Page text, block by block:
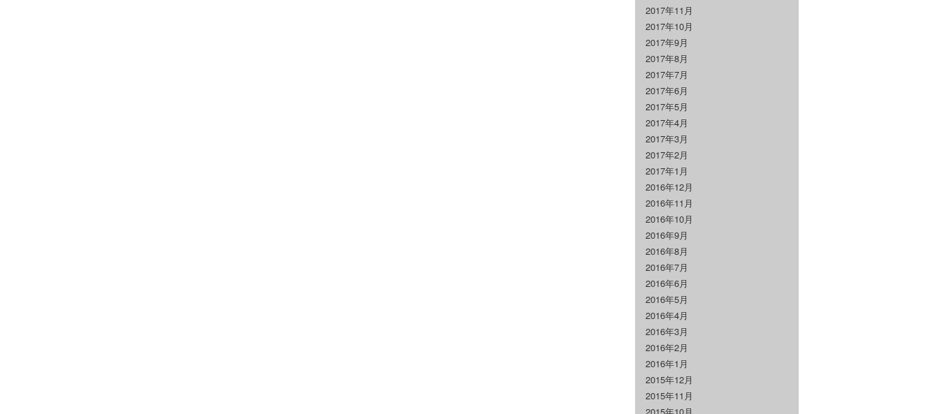
2017年11月
2017年10月
2017年9月
2017年8月
2017年7月
2017年6月
2017年5月
2017年4月
2017年3月
2017年2月
2017年1月
2016年12月
2016年11月
2016年10月
2016年9月
2016年8月
2016年7月
2016年6月
2016年5月
2016年4月
2016年3月
2016年2月
2016年1月
2015年12月
2015年11月